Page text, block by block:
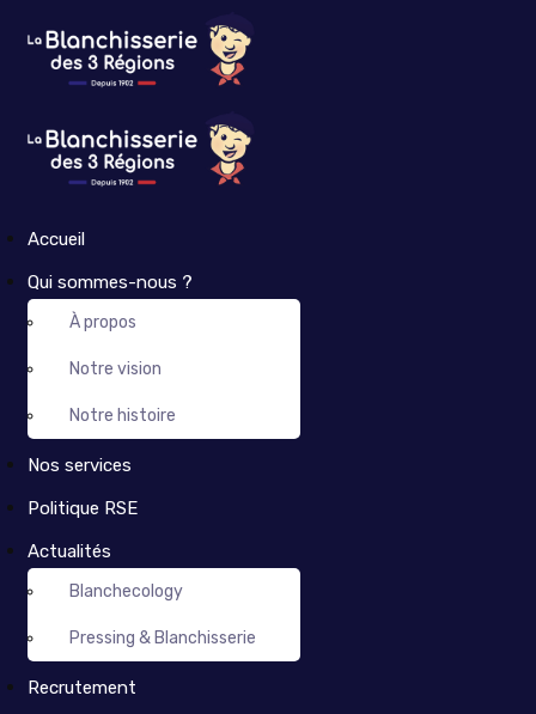
Accueil
Qui sommes-nous ?
À propos
Notre vision
Notre histoire
Nos services
Politique RSE
Actualités
Blanchecology
Pressing & Blanchisserie
Recrutement